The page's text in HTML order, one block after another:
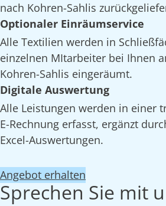
nach Kohren-Sahlis
Optionaler Einräumservice
Alle Textilien werden in
einzelnen MItarbeiter bei Ihnen
Kohren-Sahlis eingeräumt.
Digitale Auswertung
Alle Leistungen werden in einer
E-Rechnung erfasst, ergänzt
Excel-Auswertungen.
Angebot erhalten
Sprechen Sie mit